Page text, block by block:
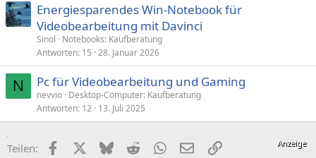
Energiesparendes Win-Notebook für
Videobearbeitung mit Davinci
Sinol
Notebooks: Kaufberatung
Antworten 15 28. Januar 2026
N Pc für Videobearbeitung und Gaming
nevvio Desktop-Computer: Kaufberatung
Antworten 12 13. Juli 2025
Teilen: FacebookX (Twitter)
BlueskyRedditWhatsApp
E-MailLink